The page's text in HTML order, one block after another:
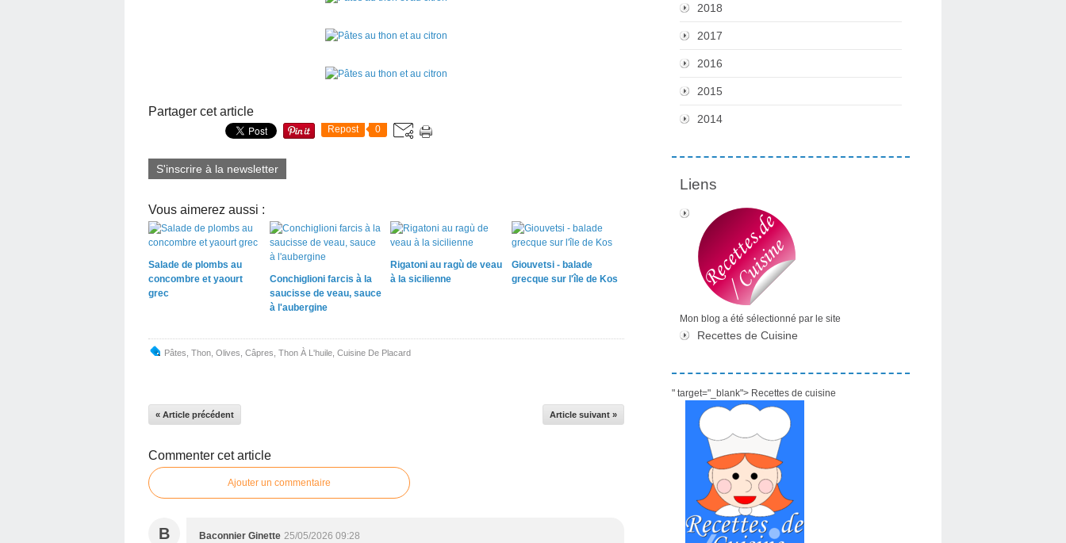
Partager cet article
Repost 0
S'inscrire à la newsletter
Vous aimerez aussi :
Salade de plombs au
concombre et yaourt
grec
Conchiglioni farcis à la
saucisse de veau, sauce
à l'aubergine
Rigatoni au ragù de veau
à la sicilienne
Giouvetsi - balade
grecque sur l'île de Kos
Pâtes Thon Olives Câpres Thon À L'huile Cuisine De Placard
« Article précédent Article suivant »
Commenter cet article
Ajouter un commentaire
B Baconnier Ginette 25/05/2026 09:28
2018
2017
2016
2015
2014
Liens
Mon blog a été sélectionné par le site
Recettes de Cuisine
" target="_blank"> Recettes de cuisine